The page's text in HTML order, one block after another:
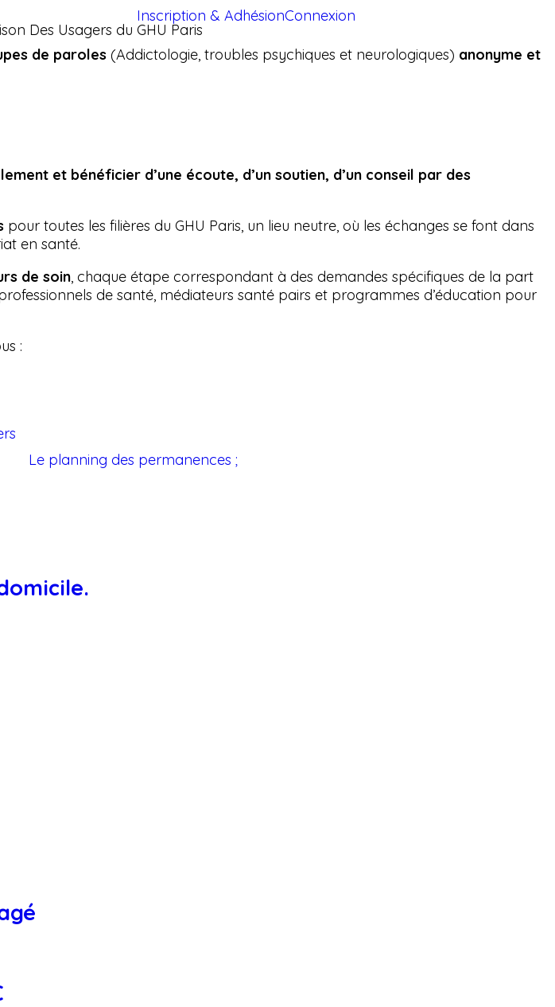
Inscription & AdhésionConnexion
Des Usagers du GHU Paris
de paroles (Addictologie, troubles psychiques et neurologiques) anonyme et
et bénéficier d’une écoute, d’un soutien, d’un conseil par des
pour toutes les filières du GHU Paris, un lieu neutre, où les échanges se font dans
en santé.
de soin, chaque étape correspondant à des demandes spécifiques de la part
de santé, médiateurs santé pairs et programmes d’éducation pour
:
Le planning des permanences ;